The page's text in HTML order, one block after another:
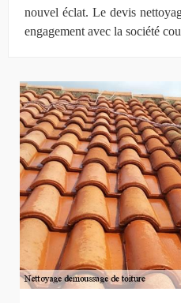
nouvel éclat. Le devis
engagement avec la société